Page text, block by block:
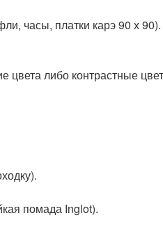
часы, платки карэ 90 х 90).
цвета либо контрастные
помада Inglot).